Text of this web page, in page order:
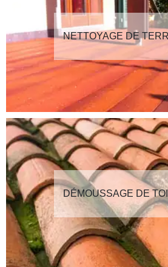
NETTOYAGE DE
DÉMOUSSAGE DE